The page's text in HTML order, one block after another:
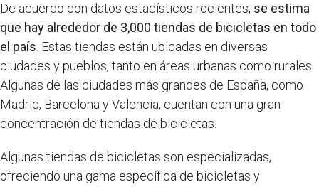
De acuerdo con datos estadísticos recientes, se estima
que hay alrededor de 3,000 tiendas de bicicletas en todo
el país . Estas tiendas están ubicadas en diversas
ciudades y pueblos, tanto en áreas urbanas como rurales.
Algunas de las ciudades más grandes de España, como
Madrid, Barcelona y Valencia, cuentan con una gran
concentración de tiendas de bicicletas.
Algunas tiendas de bicicletas son especializadas,
ofreciendo una gama específica de bicicletas y